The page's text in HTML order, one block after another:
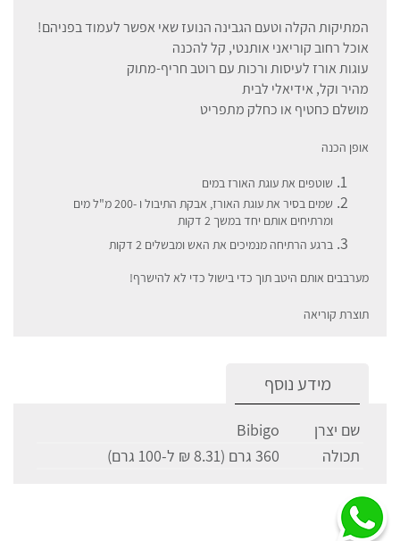
המתיקות הקלה וטעם הגבינה הנועז שאי אפשר לעמוד בפניהם!
אוכל רחוב קוריאני אותנטי, קל להכנה
עוגות אורז לעיסות ורכות עם רוטב חריף-מתוק
מהיר וקל, אידיאלי לבית
מושלם כחטיף או כחלק מתפריט
אופן הכנה
שוטפים את עוגת האורז במים
שמים בסיר את עוגת האורז, אבקת התיבול ו -200 מ"ל מים
ומרתיחים אותם יחד במשך 2 דקות
ברגע הרתיחה מנמיכים את האש ומבשלים 2 דקות
מערבבים אותם היטב תוך כדי בישול כדי לא להישרף!
תוצרת קוריאה
מידע נוסף
שם יצרן
Bibigo
תכולה
360 גרם (8.31 ₪ ל-100 גרם)